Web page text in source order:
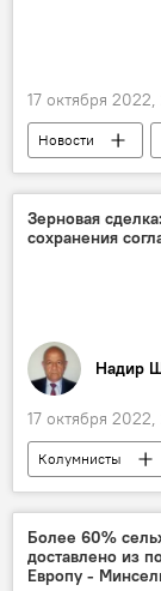
17 октября
Новости
боевая авиация
Зерновая
сохранения
Надир
17 октября
Колумнисты
Украина
Черное море
Более 60%
доставлено из
Европу -